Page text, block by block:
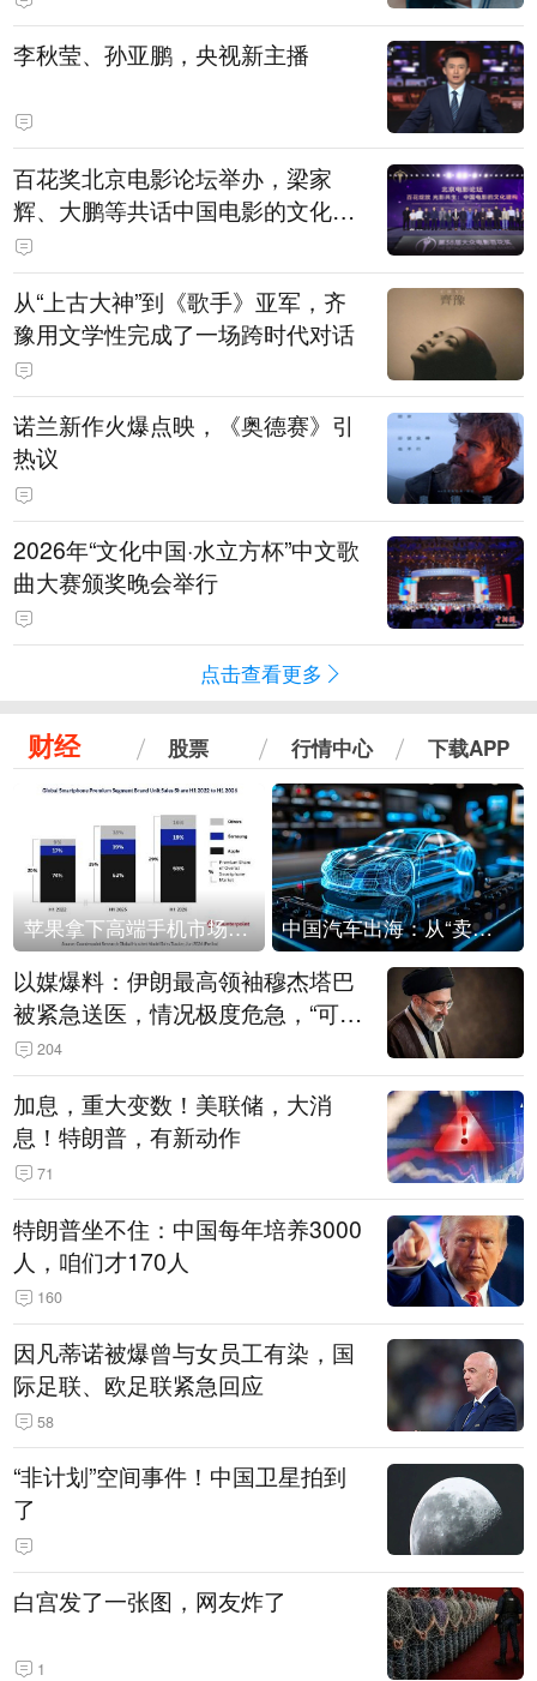
白，主演均为广州本土演员
李秋莹、孙亚鹏，央视新主播
百花奖北京电影论坛举办，梁家
辉、大鹏等共话中国电影的文化建
构
从“上古大神”到《歌手》亚军，齐
豫用文学性完成了一场跨时代对话
诺兰新作火爆点映，《奥德赛》引
热议
2026年“文化中国·水立方杯”中文歌
曲大赛颁奖晚会举行
点击查看更多
财经 股票 行情中心 下载APP
苹果拿下高端手机市场65%的份额：iPhone 17系列功不可没 中国汽车出海：从“卖出去”到“走进去”
以媒爆料：伊朗最高领袖穆杰塔巴
被紧急送医，情况极度危急，“可能
随时会死去”
204
加息，重大变数！美联储，大消
息！特朗普，有新动作
71
特朗普坐不住：中国每年培养3000
人，咱们才170人
160
因凡蒂诺被爆曾与女员工有染，国
际足联、欧足联紧急回应
58
“非计划”空间事件！中国卫星拍到
了
白宫发了一张图，网友炸了
1